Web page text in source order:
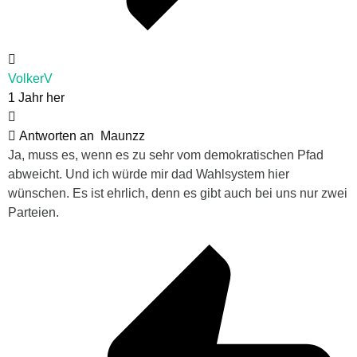
VolkerV
1 Jahr her
Antworten an
Maunzz
Ja, muss es, wenn es zu sehr vom demokratischen Pfad
abweicht. Und ich würde mir dad Wahlsystem hier
wünschen. Es ist ehrlich, denn es gibt auch bei uns nur zwei
Parteien.